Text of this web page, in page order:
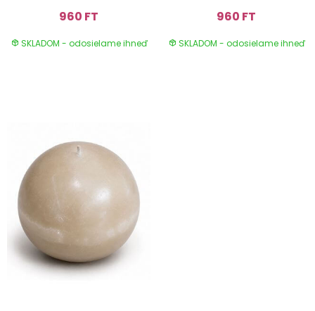
960 FT
SKLADOM - odosielame ihneď
960 FT
SKLADOM - odosielame ihneď